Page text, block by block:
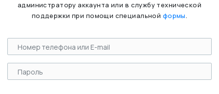
администратору аккаунта или в службу технической
поддержки при помощи специальной формы.